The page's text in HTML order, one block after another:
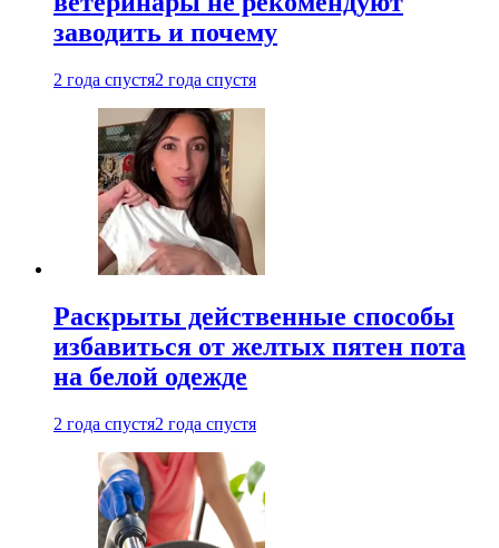
заводить и почему
2 года спустя2 года спустя
Раскрыты действенные способы
избавиться от желтых пятен пота
на белой одежде
2 года спустя2 года спустя